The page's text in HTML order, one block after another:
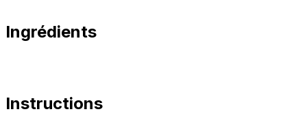
Ingrédients
Instructions